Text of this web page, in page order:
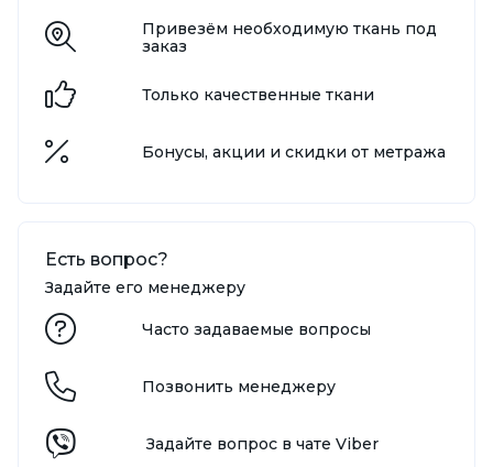
Привезём необходимую ткань под
заказ
Только качественные ткани
Бонусы, акции и скидки от метража
Есть вопрос?
Задайте его менеджеру
Часто задаваемые вопросы
Позвонить менеджеру
Задайте вопрос в чате Viber